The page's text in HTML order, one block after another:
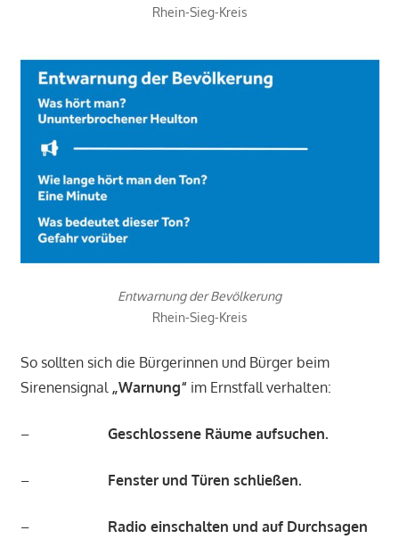
Rhein-Sieg-Kreis
Entwarnung der Bevölkerung
Rhein-Sieg-Kreis
So sollten sich die Bürgerinnen und Bürger beim
Sirenensignal „Warnung“ im Ernstfall verhalten:
– Geschlossene Räume aufsuchen.
– Fenster und Türen schließen.
– Radio einschalten und auf Durchsagen